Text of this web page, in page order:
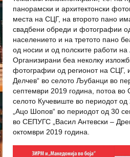
панорамски и архитектонски
места на СЦГ, на второто пано
свадбени обреди и фотографии
населението и на третото пано
од носии и од полските работи на
Организирани беа неколку
фотографии од регионот на СЦГ,
Делчев“ во селото Љубанци во
септември 2019 година, потоа во
селото Кучевиште во периодот
„Ацо Шопов“ во периодот од 30
во СЕПУГС „Васил Антевски –
октомври 2019 година.